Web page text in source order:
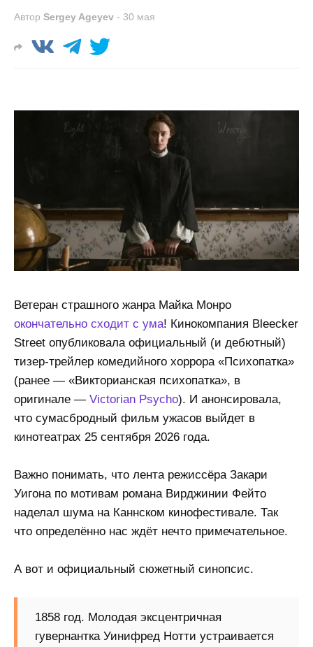
Автор Sergey Ageyev - 30 мая
Ветеран страшного жанра Майка Монро
окончательно сходит с ума! Кинокомпания Bleecker
Street опубликовала официальный (и дебютный)
тизер-трейлер комедийного хоррора «Психопатка»
(ранее — «Викторианская психопатка», в
оригинале — Victorian Psycho). И анонсировала,
что сумасбродный фильм ужасов выйдет в
кинотеатрах 25 сентября 2026 года.
Важно понимать, что лента режиссёра Закари
Уигона по мотивам романа Вирджинии Фейто
наделал шума на Каннском кинофестивале. Так
что определённо нас ждёт нечто примечательное.
А вот и официальный сюжетный синопсис.
1858 год. Молодая эксцентричная
гувернантка Уинифред Нотти устраивается